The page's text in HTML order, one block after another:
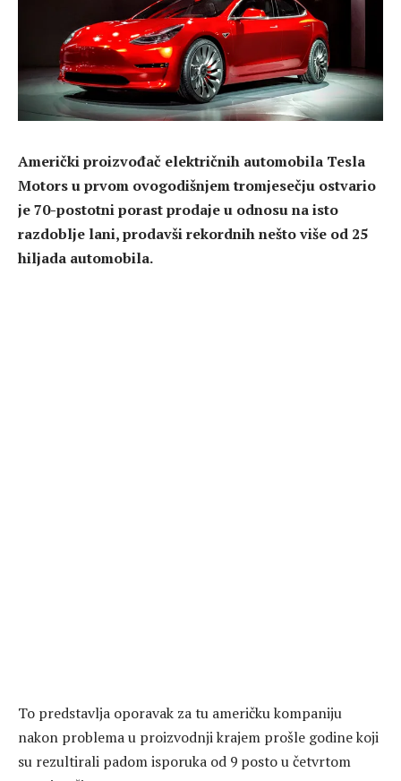
Američki proizvođač električnih automobila Tesla
Motors u prvom ovogodišnjem tromjesečju ostvario
je 70-postotni porast prodaje u odnosu na isto
razdoblje lani, prodavši rekordnih nešto više od 25
hiljada automobila.
To predstavlja oporavak za tu američku kompaniju
nakon problema u proizvodnji krajem prošle godine koji
su rezultirali padom isporuka od 9 posto u četvrtom